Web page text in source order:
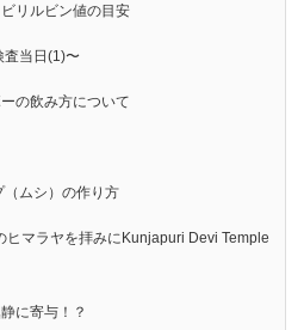
リルビン値の目安
査当日(1)〜
の飲み方について
ムシ）の作り方
ヒマラヤを拝みにKunjapuri Devi Temple
に寄与！？